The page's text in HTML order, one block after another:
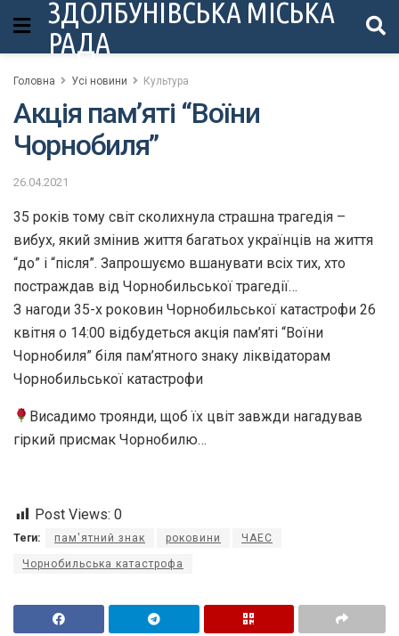
ЗДОЛБУНІВСЬКА МІСЬКА
РАДА
Головна Усі новини Культура
Акція пам’яті “Воїни
Чорнобиля”
26.04.2021
35 років тому світ сколихнула страшна трагедія –
вибух, який змінив життя багатьох українців на життя
“до” і “після”. Запрошуємо вшанувати всіх тих, хто
постраждав від Чорнобильської трагедії…
З нагоди 35-х роковин Чорнобильської катастрофи 26
квітня о 14:00 відбудеться акція пам’яті “Воїни
Чорнобиля” біля пам’ятного знаку ліквідаторам
Чорнобильської катастрофи
Висадимо троянди, щоб їх цвіт завжди нагадував
гіркий присмак Чорнобилю…
Post Views: 0
Теги: пам'ятний знак роковини ЧАЕС
Чорнобильська катастрофа